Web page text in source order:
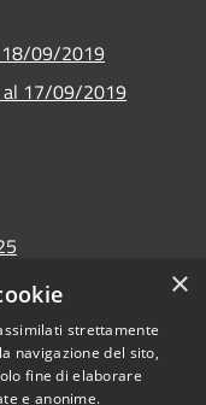
09/2019
al 17/09/2019
×
strettamente
navigazione del sito,
fine di elaborare
e anonime.